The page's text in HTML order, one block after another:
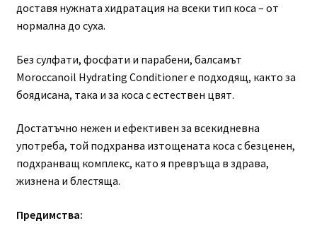
доставя нужната хидратация на всеки тип коса – от
нормална до суха.
Без сулфати, фосфати и парабени, балсамът
Moroccanoil Hydrating Conditioner е подходящ, както за
боядисана, така и за коса с естествен цвят.
Достатъчно нежен и ефективен за всекидневна
употреба, той подхранва изтощената коса с безценен,
подхранващ комплекс, като я превръща в здрава,
жизнена и блестяща.
Предимства: